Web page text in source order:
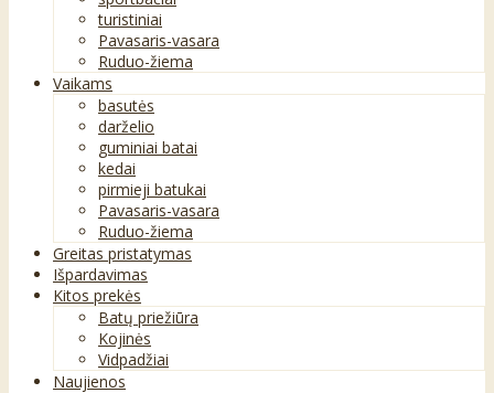
turistiniai
Pavasaris-vasara
Ruduo-žiema
Vaikams
basutės
darželio
guminiai batai
kedai
pirmieji batukai
Pavasaris-vasara
Ruduo-žiema
Greitas pristatymas
Išpardavimas
Kitos prekės
Batų priežiūra
Kojinės
Vidpadžiai
Naujienos